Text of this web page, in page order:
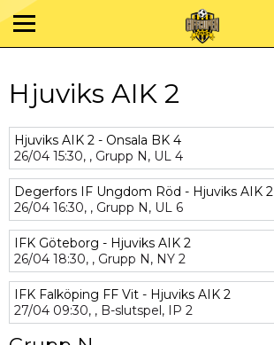
Hjuviks AIK 2
Hjuviks AIK 2 - Onsala BK 4
26/04 15:30, , Grupp N, UL 4
Degerfors IF Ungdom Röd - Hjuviks AIK 2
26/04 16:30, , Grupp N, UL 6
IFK Göteborg - Hjuviks AIK 2
26/04 18:30, , Grupp N, NY 2
IFK Falköping FF Vit - Hjuviks AIK 2
27/04 09:30, , B-slutspel, IP 2